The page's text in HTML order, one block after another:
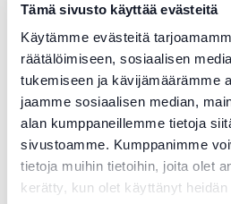
Tämä sivusto käyttää evästeitä
Käytämme evästeitä
räätälöimiseen, sosiaalisen
tukemiseen ja kävijämäärämme
jaamme sosiaalisen median,
alan kumppaneillemme tietoja
sivustoamme. Kumppanimme
tietoja muihin tietoihin, joita olet
kerätty, kun olet käyttänyt heidän
ELO 08 2026
Janakkala
On taas aika kokoontua
omia kouluaikoja ja -
Lue lisää tapahtumasta